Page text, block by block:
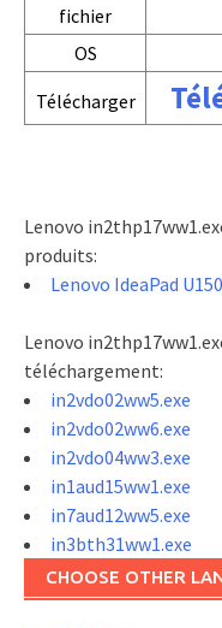
fichier
OS
Télécharger
Lenovo
produits:
Lenovo IdeaPad U150
Lenovo
téléchargement:
in2vdo02ww5.exe
in2vdo02ww6.exe
in2vdo04ww3.exe
in1aud15ww1.exe
in7aud12ww5.exe
in3bth31ww1.exe
CHOOSE OTHER